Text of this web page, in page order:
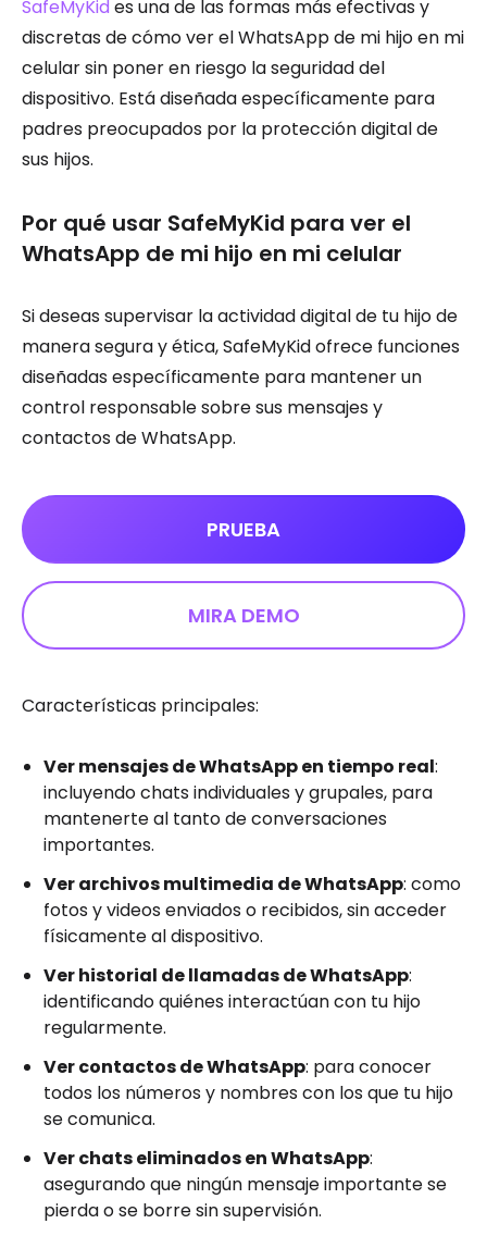
SafeMyKid es una de las formas más efectivas y
discretas de cómo ver el WhatsApp de mi hijo en mi
celular sin poner en riesgo la seguridad del
dispositivo. Está diseñada específicamente para
padres preocupados por la protección digital de
sus hijos.
Por qué usar SafeMyKid para ver el
WhatsApp de mi hijo en mi celular
Si deseas supervisar la actividad digital de tu hijo de
manera segura y ética, SafeMyKid ofrece funciones
diseñadas específicamente para mantener un
control responsable sobre sus mensajes y
contactos de WhatsApp.
PRUEBA
MIRA DEMO
Características principales:
Ver mensajes de WhatsApp en tiempo real:
incluyendo chats individuales y grupales, para
mantenerte al tanto de conversaciones
importantes.
Ver archivos multimedia de WhatsApp: como
fotos y videos enviados o recibidos, sin acceder
físicamente al dispositivo.
Ver historial de llamadas de WhatsApp:
identificando quiénes interactúan con tu hijo
regularmente.
Ver contactos de WhatsApp: para conocer
todos los números y nombres con los que tu hijo
se comunica.
Ver chats eliminados en WhatsApp:
asegurando que ningún mensaje importante se
pierda o se borre sin supervisión.